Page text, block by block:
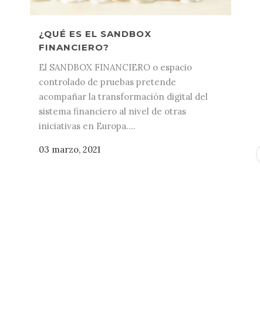
¿QUÉ ES EL SANDBOX
FINANCIERO?
El SANDBOX FINANCIERO o espacio
controlado de pruebas pretende
acompañar la transformación digital del
sistema financiero al nivel de otras
iniciativas en Europa....
03 marzo, 2021